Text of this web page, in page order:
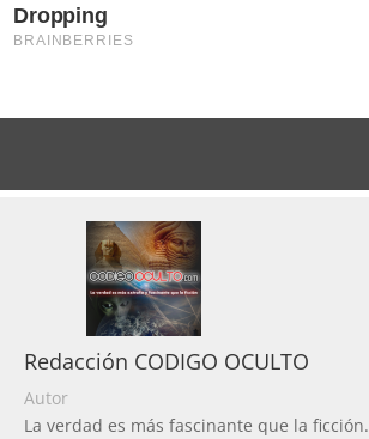
Redacción CODIGO OCULTO
Autor
La verdad es más fascinante que la ficción.